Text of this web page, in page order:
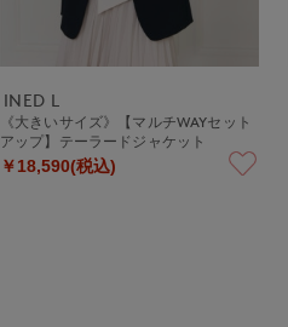
INED L
《大きいサイズ》【マルチWAYセット
アップ】テーラードジャケット
￥18,590(税込)